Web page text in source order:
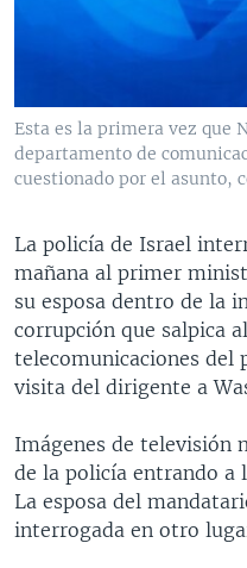
VENEZUELA
NICARAGUA
ECONOMÍA
ENTRETENIMIENTO Y
TECNOLOGÍA
DEPORTES
CIENCIA Y SALUD
MULTIMEDIA
FOTOGRAFÍA
AUDIOS
EL MUNDO AL DÍA
FORO INTERAMERICANO
VISIÓN 360
LAS CLAVES
PANORAMA
RADIO
AVANCE INFORMATIVO
AUDIONOTICIAS
BUENOS DÍAS AMÉRICA
ESTADOS UNIDOS AL DÍA
EL MUNDO AL DÍA [RADIO]
FORO [RADIO]
NOTA ECONÓMICA
ENTRETENIMIENTO
DIRECT
DOCUMENTALES DE LA VOA
Learning English
SÍGANOS
Idiomas
Esta es la primera vez que
departamento de
cuestionado por el asunto,
La policía de Israel
mañana al primer
su esposa dentro de la
corrupción que salpica
telecomunicaciones del
visita del dirigente a
Imágenes de televisión
de la policía entrando a
La esposa del
interrogada en otro